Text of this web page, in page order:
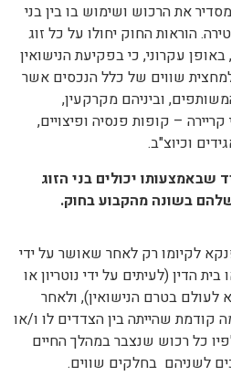
מסדיר את הרכוש ושימוש בו בין בני
הוראות החוק יחולו על כל זוג
בקובעו, באופן עקרוני, כי בפקיעת הנישואין
שווים של כלל הנכסים אשר
וביניהם מקרקעין,
– קופות פנסיה ופיצויים,
וכיוצ"ב.
שבאמצעותו יכולים בני הזוג
בשונה מהקבוע בחוק.
לקיומו רק לאחר שאושר על ידי
הדין (לעיתים על ידי נוטריון או
בטרם הנישואין), ולאחר
קודמת שהייתה בין הצדדים לו ו/או
כל רכוש שנצבר במהלך החיים
לשניהם בחלקים שווים.